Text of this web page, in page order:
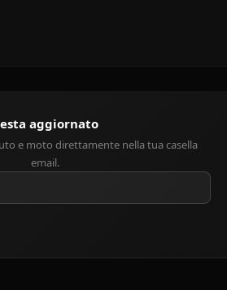
aggiornato
e moto direttamente nella tua casella
email.